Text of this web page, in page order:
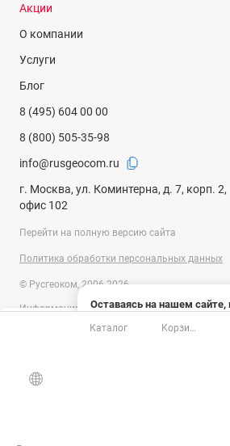
Оставаясь на нашем сайте,
на использование файлов
системами веб-аналитики
Акции
О компании
Услуги
Блог
8 (495) 604 00 00
8 (800) 505-35-98
info@rusgeocom.ru
г. Москва, ул. Коминтерна, д. 7, корп. 2,
офис 102
Перейти на полную версию сайта
Политика обработки персональных данных
© Русгеоком, 2006-2026
Информация на сайте носит справочный
публичной офертой, определяемой
Гражданского кодекса Российской
изменены производителем без
Уточняйте информацию у наших менеджеров.
Каталог
Корзина